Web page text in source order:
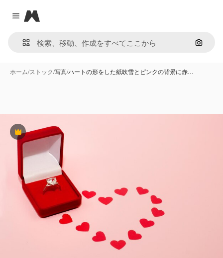
Close menu
Magnific
画像で
ホーム/ストック/写真/ハートの形をした紙吹雪とピンクの背景に赤…
Premium